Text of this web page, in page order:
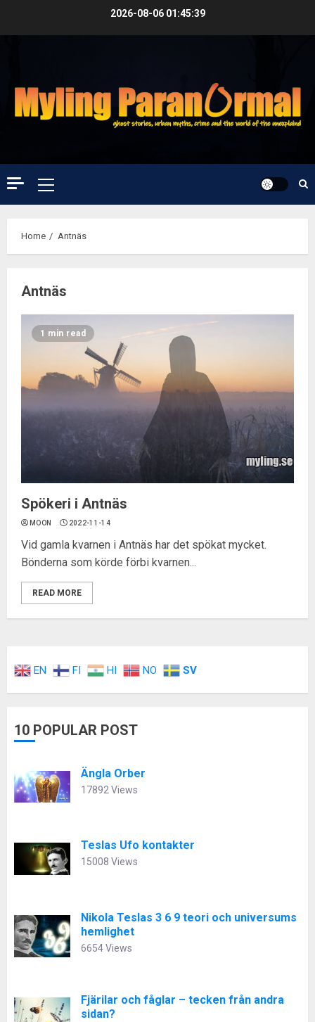
2026-08-06 01:45:40
Primary
Menu
Home Antnäs
Antnäs
1 min read
Spökeri i Antnäs
MOON 2022-11-14
Vid gamla kvarnen i Antnäs har det spökat mycket.
Bönderna som körde förbi kvarnen...
READ MORE
EN FI HI NO SV
10 POPULAR POST
Ängla Orber
17892 Views
Teslas Ufo kontakter
15008 Views
Nikola Teslas 3 6 9 teori och universums
hemlighet
6654 Views
Fjärilar och fåglar – tecken från andra
sidan?